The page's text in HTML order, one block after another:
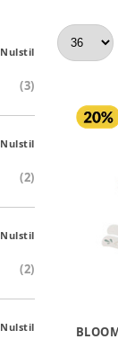
Nulstil
(3)
Nulstil
(2)
Nulstil
(2)
Nulstil